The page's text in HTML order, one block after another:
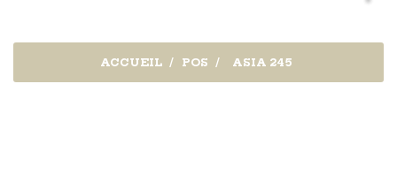
ACCUEIL POS ASIA 245